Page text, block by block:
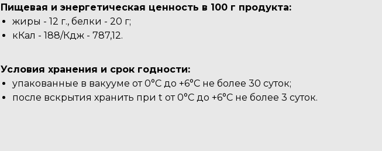
Пищевая и энергетическая ценность в 100 г продукта:
жиры - 12 г., белки - 20 г;
кКал - 188/Кдж - 787,12.
Условия хранения и срок годности:
упакованные в вакууме от 0°C до +6°C не более 30 суток;
после вскрытия хранить при t от 0°C до +6°C не более 3 суток.